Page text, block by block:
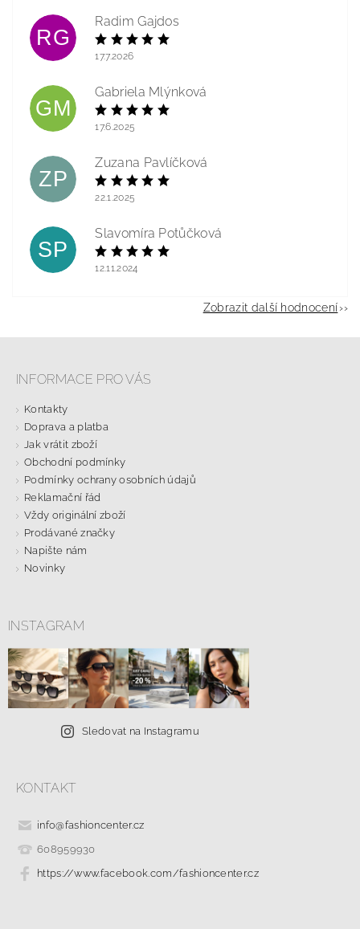
RG
Radim Gajdos
17.7.2026
GM
Gabriela Mlýnková
17.6.2025
ZP
Zuzana Pavlíčková
22.1.2025
SP
Slavomíra Potůčková
12.11.2024
Zobrazit další hodnocení
INFORMACE PRO VÁS
Kontakty
Doprava a platba
Jak vrátit zboží
Obchodní podmínky
Podmínky ochrany osobních údajů
Reklamační řád
Vždy originální zboží
Prodávané značky
Napište nám
Novinky
INSTAGRAM
Sledovat na Instagramu
KONTAKT
info@fashioncenter.cz
608959930
https://www.facebook.com/fashioncenter.cz